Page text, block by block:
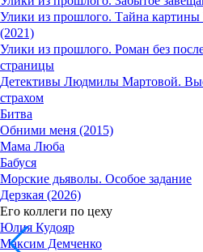
Улики из прошлого. Тайна картины
(2021)
Улики из прошлого. Роман без
страницы
Детективы Людмилы Мартовой.
страхом
Битва
Обними меня (2015)
Мама Люба
Бабуся
Морские дьяволы. Особое задание
Дерзкая (2026)
Его коллеги по цеху
Юлия Кудояр
Максим Демченко